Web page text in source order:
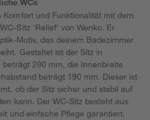
WCs
und Funktionalität mit dem
Sitz 'Relief' von Wenko. Er
Motiv, das deinem Badezimmer
Gestaltet ist der Sitz in
290 mm, die Innenbreite
beträgt 190 mm. Dieser ist
ob der Sitz sicher und stabil auf
kann. Der WC-Sitz besteht aus
und einfache Pflege garantiert.